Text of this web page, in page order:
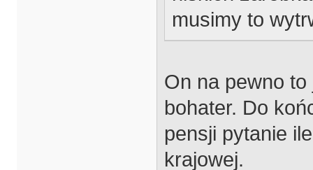
musimy to
On na pewno
bohater. Do
pensji pytanie
krajowej.